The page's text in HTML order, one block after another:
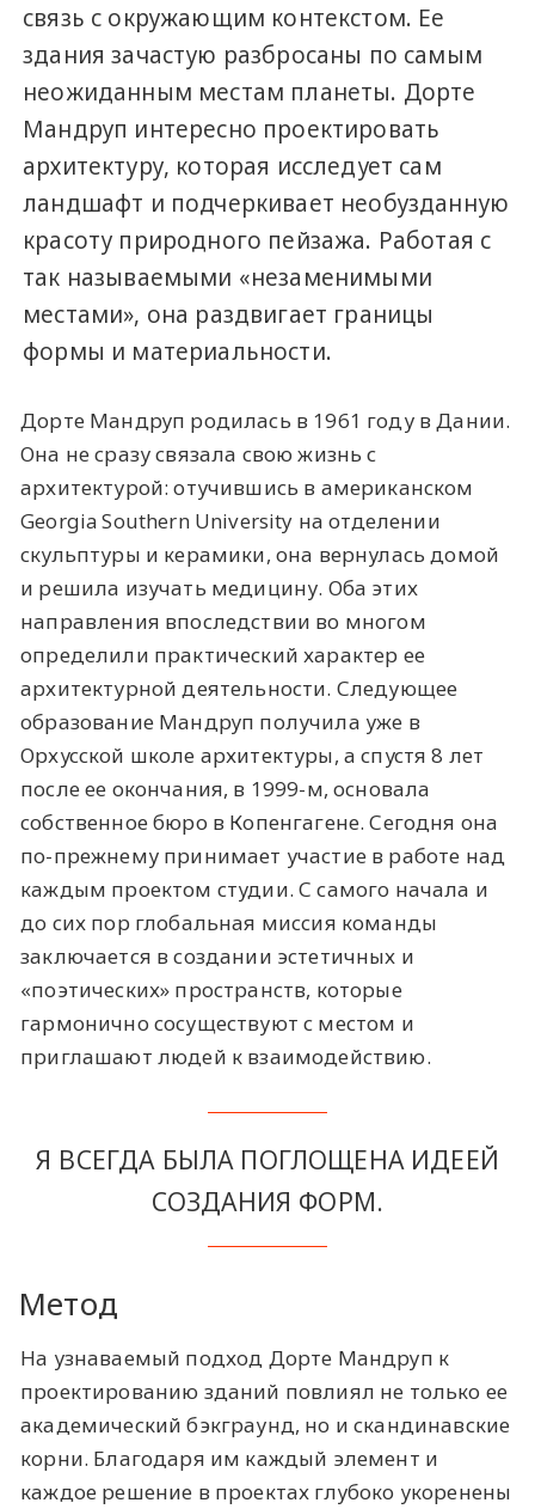
связь с окружающим контекстом. Ее
здания зачастую разбросаны по самым
неожиданным местам планеты. Дорте
Мандруп интересно проектировать
архитектуру, которая исследует сам
ландшафт и подчеркивает необузданную
красоту природного пейзажа. Работая с
так называемыми «незаменимыми
местами», она раздвигает границы
формы и материальности.
Дорте Мандруп родилась в 1961 году в Дании.
Она не сразу связала свою жизнь с
архитектурой: отучившись в американском
Georgia Southern University на отделении
скульптуры и керамики, она вернулась домой
и решила изучать медицину. Оба этих
направления впоследствии во многом
определили практический характер ее
архитектурной деятельности. Следующее
образование Мандруп получила уже в
Орхусской школе архитектуры, а спустя 8 лет
после ее окончания, в 1999-м, основала
собственное бюро в Копенгагене. Сегодня она
по-прежнему принимает участие в работе над
каждым проектом студии. С самого начала и
до сих пор глобальная миссия команды
заключается в создании эстетичных и
«поэтических» пространств, которые
гармонично сосуществуют с местом и
приглашают людей к взаимодействию.
Я ВСЕГДА БЫЛА ПОГЛОЩЕНА ИДЕЕЙ
СОЗДАНИЯ ФОРМ.
Метод
На узнаваемый подход Дорте Мандруп к
проектированию зданий повлиял не только ее
академический бэкграунд, но и скандинавские
корни. Благодаря им каждый элемент и
каждое решение в проектах глубоко укоренены